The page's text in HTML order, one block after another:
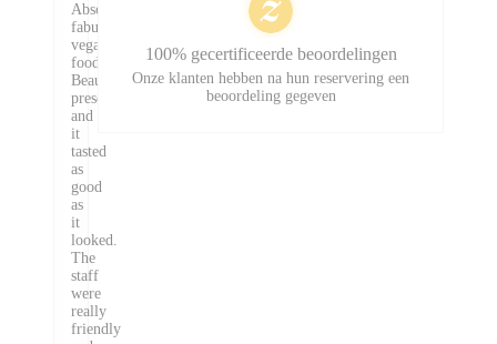
Absolutely
fabulous
vegan
food.
Beautifully
presented
and
it
tasted
as
good
as
it
looked.
The
staff
were
really
friendly
100% gecertificeerde beoordelingen
Onze klanten hebben na hun reservering een
beoordeling gegeven